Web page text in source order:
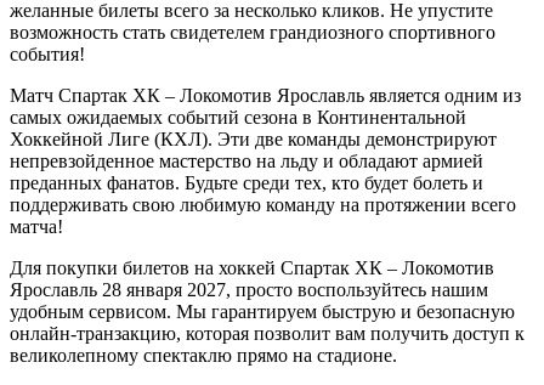
желанные билеты всего за несколько кликов. Не упустите
возможность стать свидетелем грандиозного спортивного
события!
Матч Спартак ХК – Локомотив Ярославль является одним из
самых ожидаемых событий сезона в Континентальной
Хоккейной Лиге (КХЛ). Эти две команды демонстрируют
непревзойденное мастерство на льду и обладают армией
преданных фанатов. Будьте среди тех, кто будет болеть и
поддерживать свою любимую команду на протяжении всего
матча!
Для покупки билетов на хоккей Спартак ХК – Локомотив
Ярославль 28 января 2027, просто воспользуйтесь нашим
удобным сервисом. Мы гарантируем быструю и безопасную
онлайн-транзакцию, которая позволит вам получить доступ к
великолепному спектаклю прямо на стадионе.